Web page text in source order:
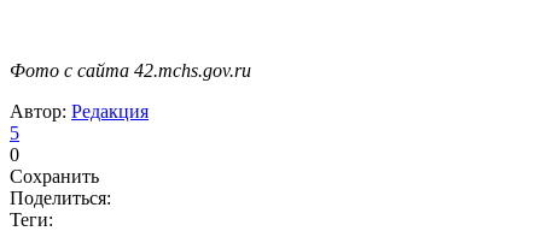
Фото с сайта 42.mchs.gov.ru
Автор: Редакция
5
0
Сохранить
Поделиться:
Теги: